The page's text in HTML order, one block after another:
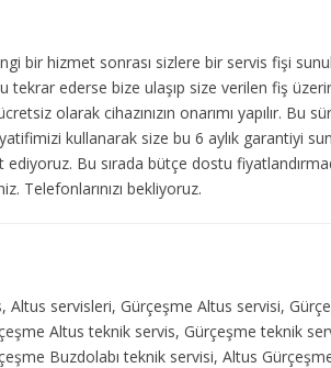
bir hizmet sonrası sizlere bir servis fişi
tekrar ederse bize ulaşıp size verilen fiş
olarak cihazınızın onarımı yapılır.
kullanarak size bu 6 aylık garantiyi
Bu sırada bütçe dostu
Telefonlarınızı bekliyoruz.
Altus servisleri, Gürçeşme Altus servisi,
Altus teknik servis, Gürçeşme teknik
Buzdolabı teknik servisi, Altus